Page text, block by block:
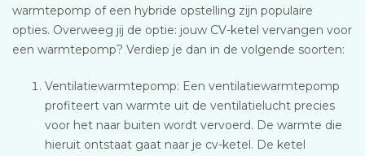
warmtepomp of een hybride opstelling zijn populaire
opties. Overweeg jij de optie: jouw CV-ketel vervangen voor
een warmtepomp? Verdiep je dan in de volgende soorten:
Ventilatiewarmtepomp: Een ventilatiewarmtepomp
profiteert van warmte uit de ventilatielucht precies
voor het naar buiten wordt vervoerd. De warmte die
hieruit ontstaat gaat naar je cv-ketel. De ketel